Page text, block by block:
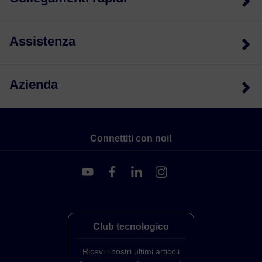
Assistenza
Azienda
Connettiti con noi!
Club tecnologico
Ricevi i nostri ultimi articoli